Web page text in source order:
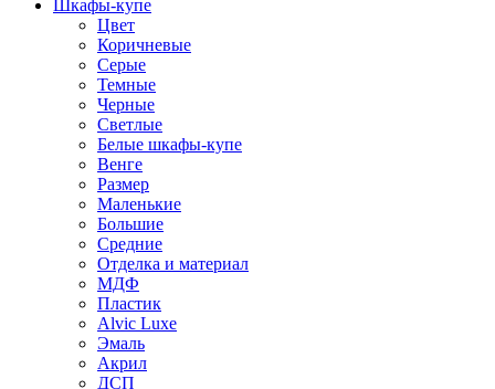
Шкафы-купе
Цвет
Коричневые
Серые
Темные
Черные
Светлые
Белые шкафы-купе
Венге
Размер
Маленькие
Большие
Средние
Отделка и материал
МДФ
Пластик
Alvic Luxe
Эмаль
Акрил
ДСП